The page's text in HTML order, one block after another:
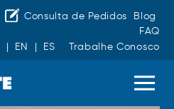
Consulta de Pedidos
Blog
FAQ
| EN | ES Trabalhe Conosco